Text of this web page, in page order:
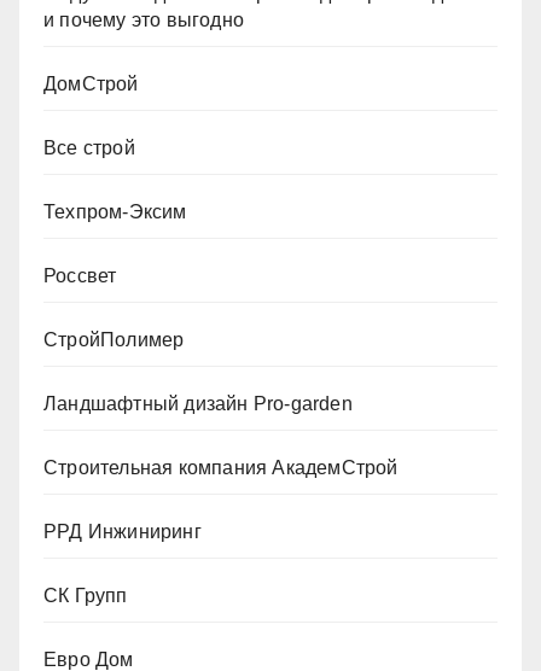
и почему это выгодно
ДомСтрой
Все строй
Техпром-Эксим
Россвет
СтройПолимер
Ландшафтный дизайн Pro-garden
Строительная компания АкадемСтрой
РРД Инжиниринг
СК Групп
Евро Дом